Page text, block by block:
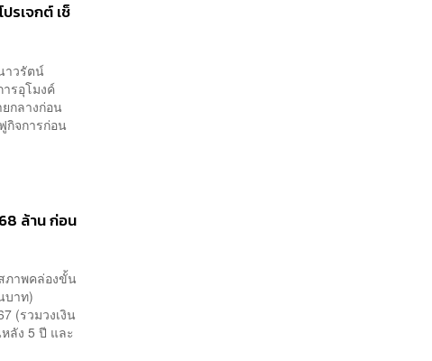
รเจกต์ เช็
าวรัตน์
รอุโมงค์
กลางก่อน
จการก่อน
ล้าน ก่อน
ภาพคล่องขั้น
บาท)
(รวมวงเงิน
ลัง 5 ปี และ